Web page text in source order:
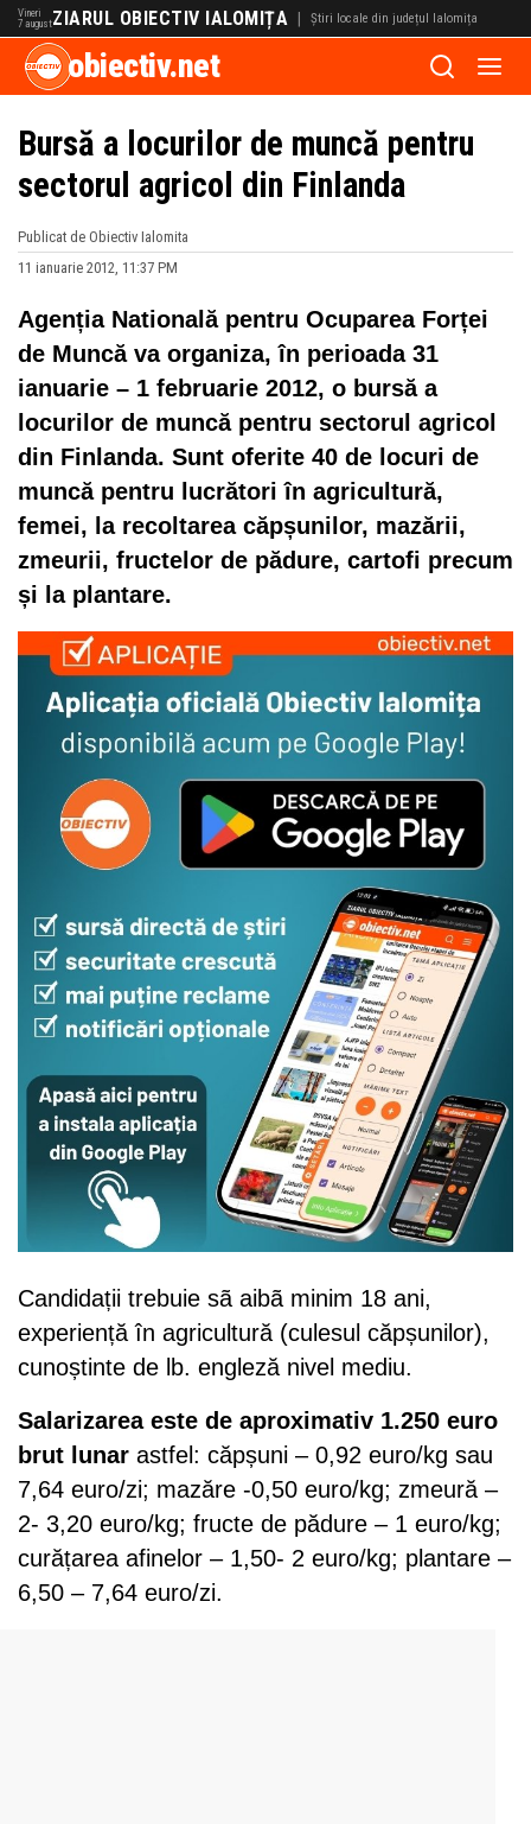
Vineri
7 augustZIARUL OBIECTIV IALOMIȚA | Știri locale din județul Ialomița
obiectiv.net
Bursă a locurilor de muncă pentru
sectorul agricol din Finlanda
Publicat de Obiectiv Ialomita
11 ianuarie 2012, 11:37 PM
Agenția Natională pentru Ocuparea Forței
de Muncă va organiza, în perioada 31
ianuarie – 1 februarie 2012, o bursă a
locurilor de muncă pentru sectorul agricol
din Finlanda. Sunt oferite 40 de locuri de
muncă pentru lucrători în agricultură,
femei, la recoltarea căpșunilor, mazării,
zmeurii, fructelor de pădure, cartofi precum
și la plantare.
Candidații trebuie sã aibã minim 18 ani,
experiență în agricultură (culesul căpșunilor),
cunoștinte de lb. engleză nivel mediu.
Salarizarea este de aproximativ 1.250 euro
brut lunar astfel: căpșuni – 0,92 euro/kg sau
7,64 euro/zi; mazăre -0,50 euro/kg; zmeură –
2- 3,20 euro/kg; fructe de pădure – 1 euro/kg;
curățarea afinelor – 1,50- 2 euro/kg; plantare –
6,50 – 7,64 euro/zi.